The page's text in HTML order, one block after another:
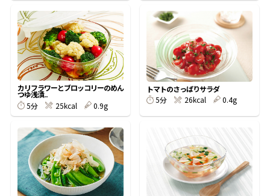
サッと鍋®
かつお節レシピ
めんつゆレシピ
割烹白だしレシピ
レシピ特設サイト
割烹白だしレシピ特集
だしコミュ
- ジョブリターン制
カリフラワーとブロッコリーのめん
つゆ浅漬..
5分
25kcal 0.9g
トマトのさっぱりサラダ
5分
26kcal 0.4g